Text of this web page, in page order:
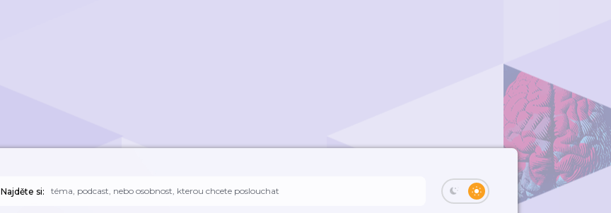
Najděte si: